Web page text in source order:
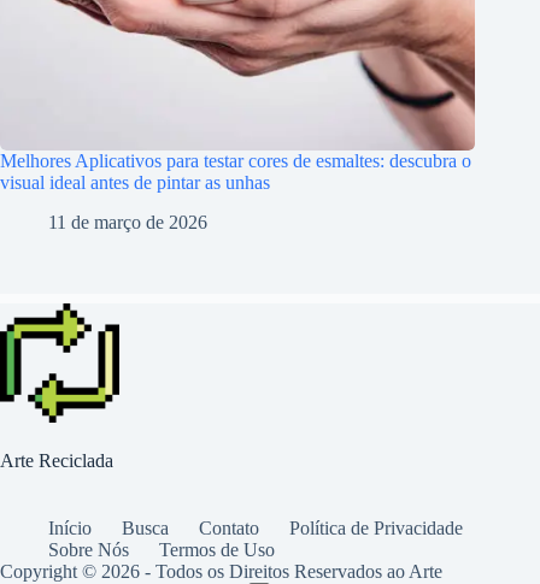
Melhores Aplicativos para testar cores de esmaltes: descubra o
visual ideal antes de pintar as unhas
11 de março de 2026
Arte Reciclada
Início Busca Contato
Política de Privacidade
Sobre Nós
Termos de Uso
Copyright © 2026 - Todos os Direitos Reservados ao Arte